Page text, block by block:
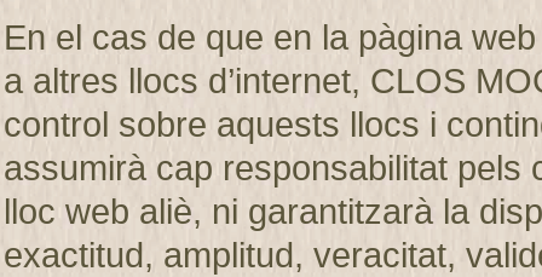
En el cas de que en la pàgina
a altres llocs d’internet, CLOS
control sobre aquests llocs i
assumirà cap responsabilitat pels
lloc web aliè, ni garantitzarà la
exactitud, amplitud, veracitat,